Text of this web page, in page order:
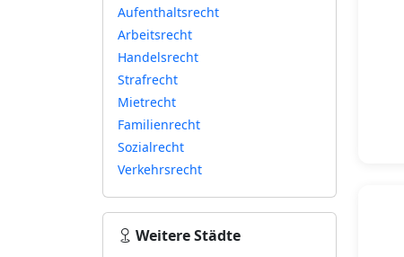
Aufenthaltsrecht
Arbeitsrecht
Handelsrecht
Strafrecht
Mietrecht
Familienrecht
Sozialrecht
Verkehrsrecht
Weitere Städte